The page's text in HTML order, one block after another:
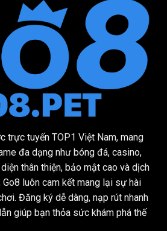
trực tuyến TOP1 Việt Nam, mang
đa dạng như bóng đá, casino,
thân thiện, bảo mật cao và dịch
Go8 luôn cam kết mang lại sự hài
Đăng ký dễ dàng, nạp rút nhanh
giúp bạn thỏa sức khám phá thế